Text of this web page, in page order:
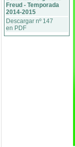
Freud - Temporada
2014-2015
Descargar nº 147
en PDF